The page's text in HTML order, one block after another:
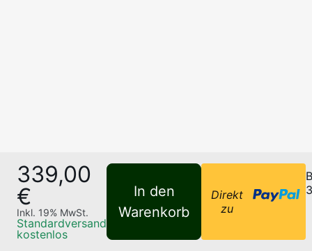
339,00
€
Inkl. 19% MwSt.
Standardversand
kostenlos
In den
Warenkorb
Direkt
zu